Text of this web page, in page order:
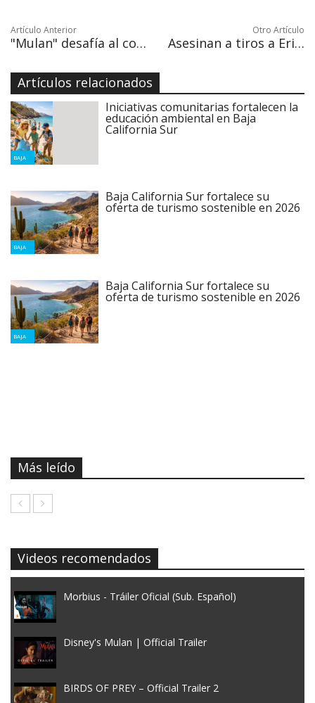
Artículo Anterior
"Mulan" desafía al coronavirus y celebra su estreno mundial en Hollywood
Otro Artículo
Asesinan a tiros a Erik Juárez Blanquet, diputado local en Morelia
Artículos relacionados
BAJA
Iniciativas comunitarias fortalecen la
educación ambiental en Baja
California Sur
BAJA
Baja California Sur fortalece su
oferta de turismo sostenible en 2026
BAJA
Baja California Sur fortalece su
oferta de turismo sostenible en 2026
Más leído
Videos recomendados
Morbius - Tráiler Oficial (Sub. Español)
Disney's Mulan | Official Trailer
BIRDS OF PREY – Official Trailer 2